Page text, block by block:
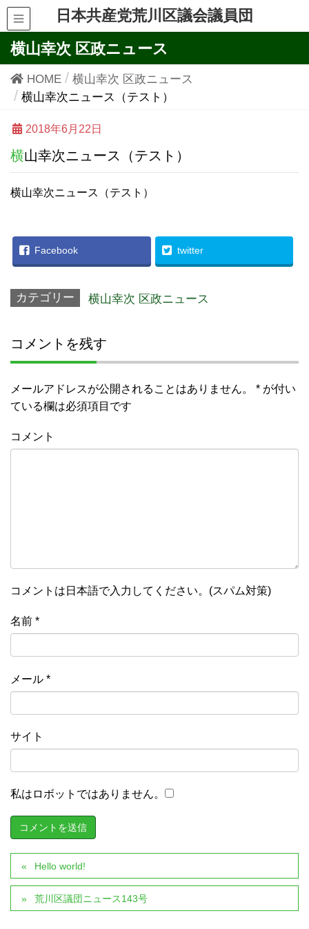
日本共産党荒川区議会議員団
横山幸次 区政ニュース
HOME
横山幸次 区政ニュース
横山幸次ニュース（テスト）
2018年6月22日
横山幸次ニュース（テスト）
横山幸次ニュース（テスト）
Facebook twitter
カテゴリー 横山幸次 区政ニュース
コメントを残す
メールアドレスが公開されることはありません。 * が付い
ている欄は必須項目です
コメント
コメントは日本語で入力してください。(スパム対策)
名前 *
メール *
サイト
私はロボットではありません。
Hello world!
荒川区議団ニュース143号